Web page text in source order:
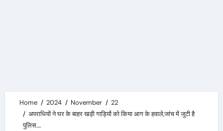
Home 2024 November
22
अपराधियों ने घर के बाहर खड़ी गाड़ियों को किया आग के हवाले,जांच में जुटी है
पुलिस….